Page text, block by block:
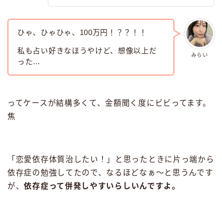
みらい
ひゃ、ひゃひゃ、100万円！？？！！
私も占い好きなほうやけど、想像以上だ
った…
ってケースが結構多くて、金額聞く度にビビってます。
焦
「恋愛依存体質治したい！」と思ったときに片っ端から
依存症の勉強してたので、なるほどなぁ〜と思うんです
が、依存症って併発しやすいらしいんですよ。